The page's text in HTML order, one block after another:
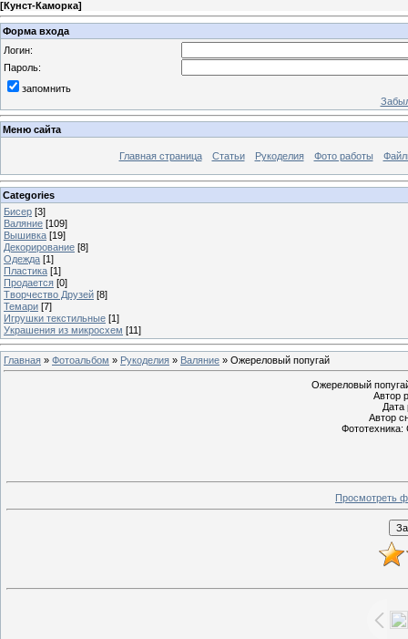
[Кунст-Каморка]
Форма входа
Логин:
Пароль:
запомнить
Меню сайта
Главная страница Статьи Рукоделия Фото работы
Categories
Бисер [3]
Валяние [109]
Вышивка [19]
Декорирование [8]
Одежда [1]
Пластика [1]
Продается [0]
Творчество Друзей [8]
Темари [7]
Игрушки текстильные [1]
Украшения из микросхем [11]
Главная » Фотоальбом » Рукоделия » Валяние » Ожереловый попугай
Ожереловый
Автор
Дата
Автор
Фототехника:
Просмотреть